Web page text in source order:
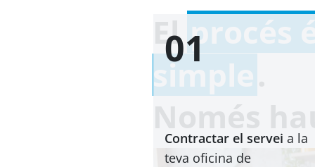
Elprocés
simple
01
Contractar el servei a la
teva oficina de